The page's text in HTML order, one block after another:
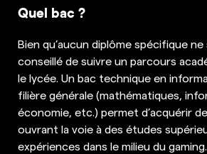
Quel bac ?
Bien qu’aucun diplôme spécifique
conseillé de suivre un parcours
le lycée. Un bac technique en
filière générale (mathématiques,
économie, etc.) permet d’acquérir
ouvrant la voie à des études
expériences dans le milieu du gaming.